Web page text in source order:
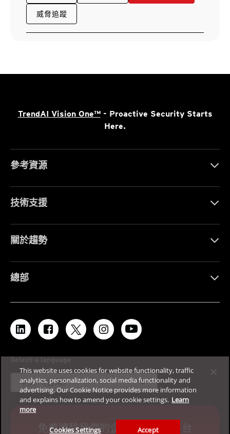
威脅追蹤
TrendAI Vision One™- Proactive Security Starts
Here.
參考資源
技術支援
關於趨勢
總部
中文 （台灣） expand_more
免費體驗我們的企業網路資安平台
This website uses cookies for website functionality, traffic
analytics, personalization, social media functionality and
advertising. Our Cookie Notice provides more information
and explains how to amend your cookie settings. Learn
more
Cookies Settings Accept